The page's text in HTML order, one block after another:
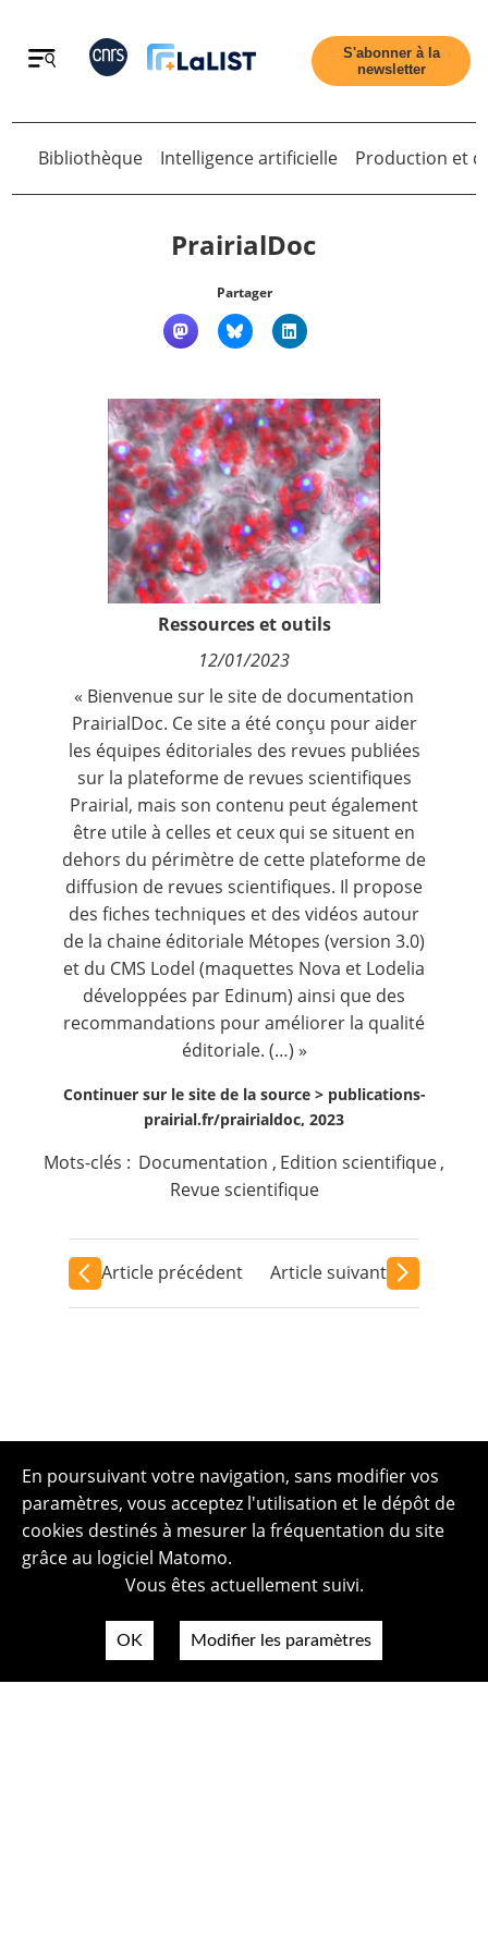
Retour
Qui sommes nous ?
Nous suivre
S'abonner à la
newsletter
Retour
Bibliothèque Intelligence artificielle Production et
PrairialDoc
Partager
Ressources et outils
12/01/2023
« Bienvenue sur le site de documentation
PrairialDoc. Ce site a été conçu pour aider
les équipes éditoriales des revues publiées
sur la plateforme de revues scientifiques
Prairial, mais son contenu peut également
être utile à celles et ceux qui se situent en
dehors du périmètre de cette plateforme de
diffusion de revues scientifiques. Il propose
des fiches techniques et des vidéos autour
de la chaine éditoriale Métopes (version 3.0)
et du CMS Lodel (maquettes Nova et Lodelia
développées par Edinum) ainsi que des
recommandations pour améliorer la qualité
éditoriale. (…) »
Continuer sur le site de la source > publications-
prairial.fr/prairialdoc, 2023
Mots-clés : Documentation , Edition scientifique,
Revue scientifique
Article précédent Article suivant
En poursuivant votre navigation, sans modifier vos
paramètres, vous acceptez l'utilisation et le dépôt de
cookies destinés à mesurer la fréquentation du site
grâce au logiciel Matomo.
Vous êtes actuellement suivi.
OK Modifier les paramètres